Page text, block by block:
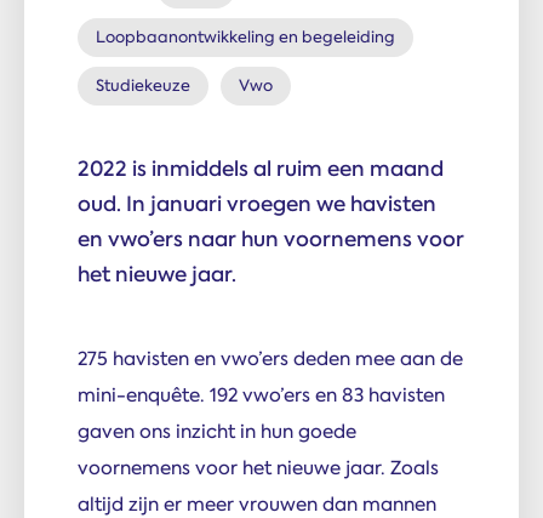
Loopbaanontwikkeling en begeleiding
Studiekeuze Vwo
2022 is inmiddels al ruim een maand
oud. In januari vroegen we havisten
en vwo’ers naar hun voornemens voor
het nieuwe jaar.
275 havisten en vwo’ers deden mee aan de
mini-enquête. 192 vwo’ers en 83 havisten
gaven ons inzicht in hun goede
voornemens voor het nieuwe jaar. Zoals
altijd zijn er meer vrouwen dan mannen